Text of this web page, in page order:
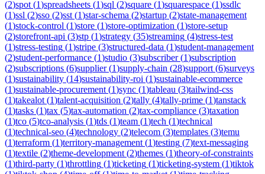
(2)spot (1)spreadsheets (1)sql (2)square (1)squarespace (1)ssdlc
(1)ssl (2)sso (2)sst (1)star-schema (2)startup (2)state-management
(1)stock-control (1)store (1)store-optimization (1)store-setup
(2)storefront-api (3)stp (1)strategy (35)streaming (4)stress-test
(1)stress-testing (1)stripe (3)structured-data (1)student-management
(2)student-performance (1)studio (3)subscriber(1)subscription
(2)subscriptions (6)supplier(1)supply-chain (28)support (6)surveys
(1)sustainability (14)sustainability-roi (1)sustainable-ecommerce
(1)sustainable-procurement (1)sync (1)tableau (3)tailwind-css
(1)takealot (1)talent-acquisition (2)tally (4)tally-prime (1)tanstack
(1)tasks (1)tax (5)tax-automation (2)tax-compliance (3)taxation
(1)tco (5)tco-analysis (1)tds (1)team (1)tech (1)technical
(1)technical-seo (4)technology (2)telecom (3)templates (3)temu
(1)terraform (1)territory-management (1)testing (7)text-messaging
(1)textile (2)theme-development (2)themes (1)theory-of-constraints
(1)third-party (1)throttling (1)ticketing (1)ticketing-system (1)tiktok